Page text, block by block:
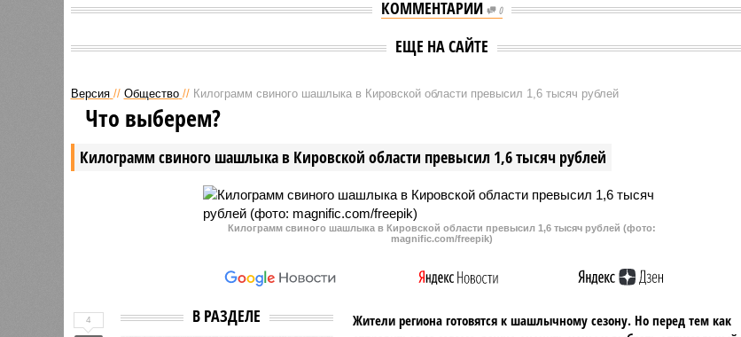
КОММЕНТАРИИ 0
ЕЩЕ НА САЙТЕ
Версия // Общество // Килограмм свиного шашлыка в Кировской области превысил 1,6 тысяч рублей
Килограмм свиного шашлыка в Кировской области превысил 1,6 тысяч рублей
Что выберем?
Килограмм свиного шашлыка в Кировской области превысил 1,6 тысяч рублей (фото:
magnific.com/freepik)
В РАЗДЕЛЕ
Жители региона готовятся к шашлычному сезону. Но перед тем как
4